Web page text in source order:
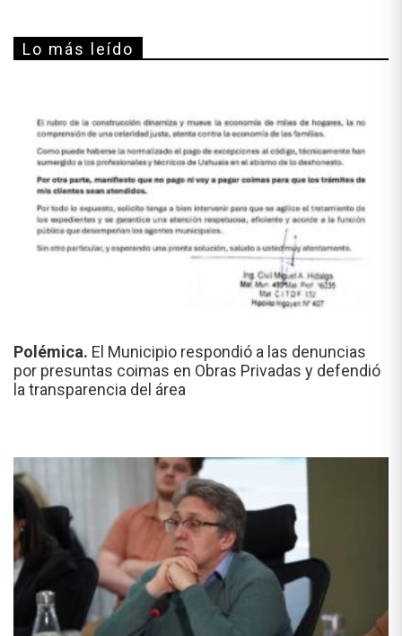
Lo más leído
Polémica. El Municipio respondió a las denuncias
por presuntas coimas en Obras Privadas y defendió
la transparencia del área